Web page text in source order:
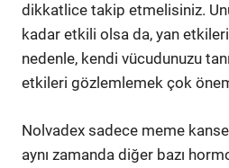
dikkatlice takip etmelisiniz.
kadar etkili olsa da, yan
nedenle, kendi vücudunuzu
etkileri gözlemlemek çok
Nolvadex sadece meme
aynı zamanda diğer bazı